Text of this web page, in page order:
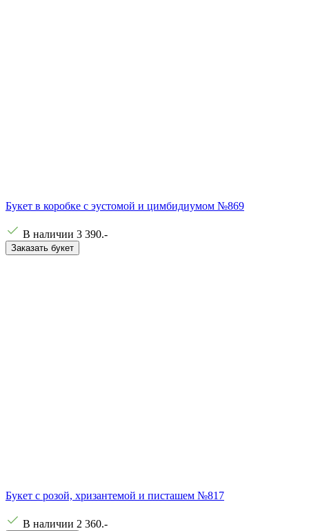
Букет в коробке с эустомой и цимбидиумом №869
В наличии 3 390.-
Заказать букет
Букет с розой, хризантемой и писташем №817
В наличии 2 360.-